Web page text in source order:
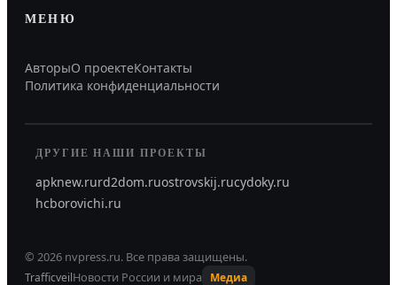
МЕНЮ
АвторыО проектеКонтакты
Политика конфиденциальности
ДРУГИЕ НАШИ ПРОЕКТЫ
apknew.rurd2dom.ruostrovskij.rucydoky.ru
hcborovichi.ru
© 2026 nvpress.ru. Все права защищены.
TrafficveilНовости России и мира Медиа